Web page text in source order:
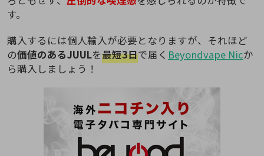
す。
購入するには個人輸入が必要となりますが、それほど
の価値のあるJUULを最短3日で届く Beyondvape Nicか
ら購入しましょう！